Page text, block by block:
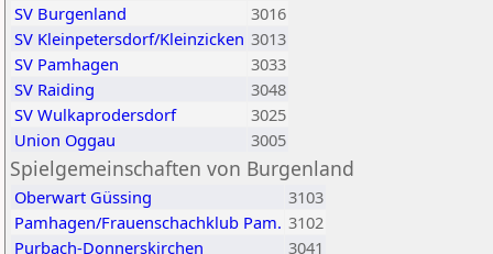
SV Burgenland
3016
SV Kleinpetersdorf/Kleinzicken 3013
SV Pamhagen
3033
SV Raiding
3048
SV Wulkaprodersdorf
3025
Union Oggau
3005
Spielgemeinschaften von Burgenland
Oberwart Güssing
3103
Pamhagen/Frauenschachklub Pam. 3102
Purbach-Donnerskirchen
3041